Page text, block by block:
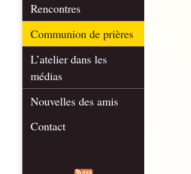
Rencontres
Communion de prières
L’atelier dans les
médias
Nouvelles des amis
Contact